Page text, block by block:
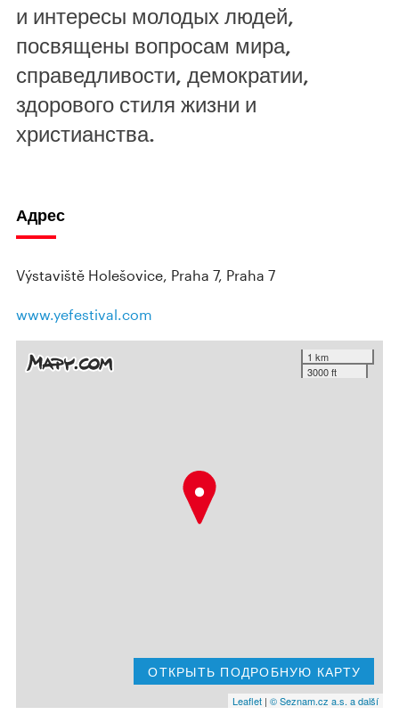
и интересы молодых людей,
посвящены вопросам мира,
справедливости, демократии,
здорового стиля жизни и
христианства.
Адрес
Výstaviště Holešovice, Praha 7, Praha 7
www.yefestival.com
1 km
3000 ft
ОТКРЫТЬ ПОДРОБНУЮ КАРТУ
Leaflet | © Seznam.cz a.s. a další